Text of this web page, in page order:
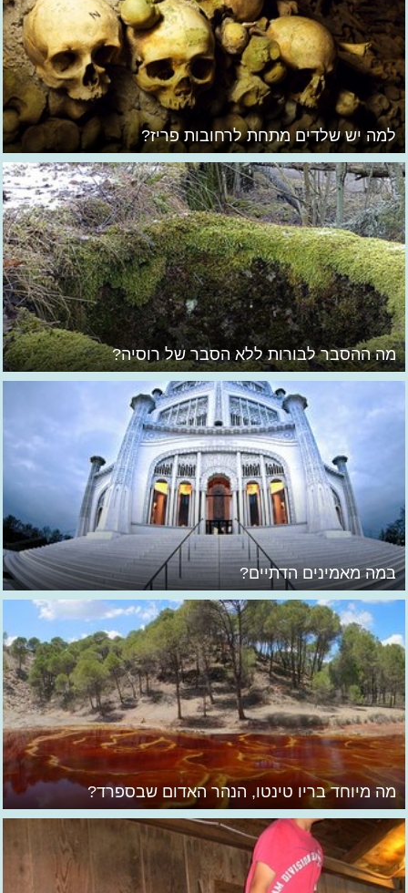
למה יש שלדים מתחת לרחובות פריז?
מה ההסבר לבורות ללא הסבר של רוסיה?
במה מאמינים הדתיים?
מה מיוחד בריו טינטו, הנהר האדום שבספרד?